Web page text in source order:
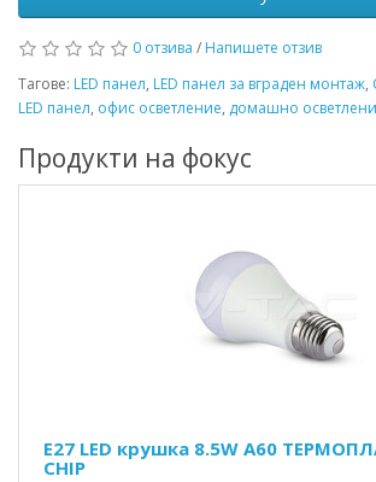
0 отзива / Напишете отзив
Тагове: LED панел, LED панел за вграден монтаж,
LED панел, офис осветление, домашно
Продукти на фокус
E27 LED крушка 8.5W A60
CHIP